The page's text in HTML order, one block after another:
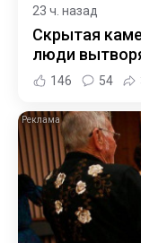
23 ч. назад
Скрытая
люди
146 54